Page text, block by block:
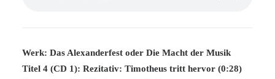
Werk: Das Alexanderfest oder Die Macht der Musik
Titel 4 (CD 1): Rezitativ: Timotheus tritt hervor (0:28)